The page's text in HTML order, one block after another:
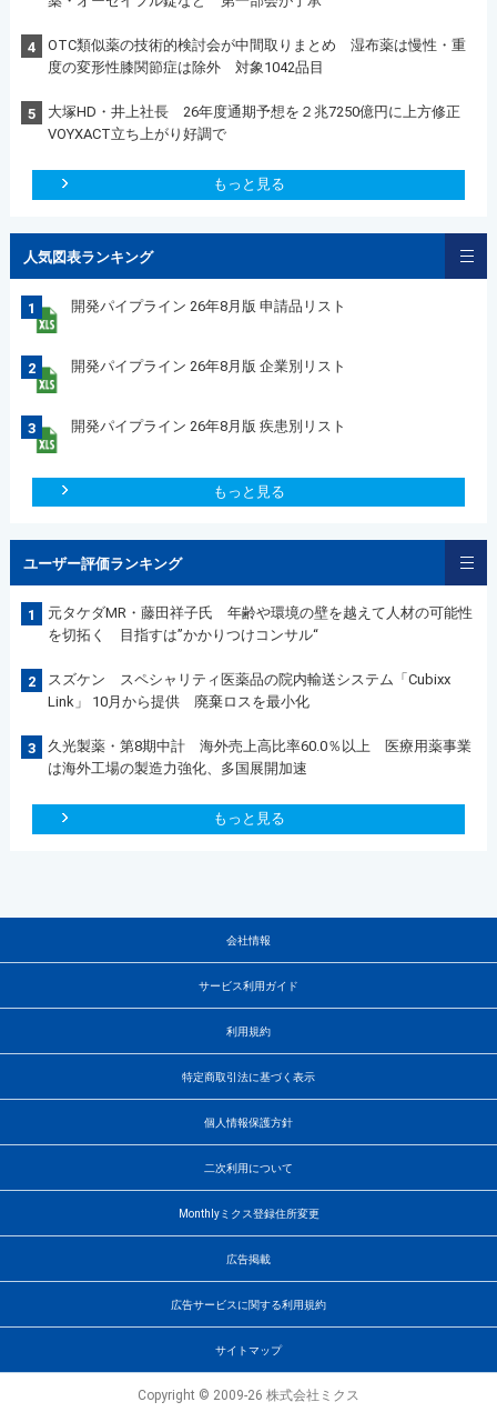
4
OTC類似薬の技術的検討会が中間取りまとめ 湿布薬は慢性・重
度の変形性膝関節症は除外 対象1042品目
5
大塚HD・井上社長 26年度通期予想を２兆7250億円に上方修正
VOYXACT立ち上がり好調で
もっと見る
人気図表ランキング
1 開発パイプライン 26年8月版 申請品リスト
2 開発パイプライン 26年8月版 企業別リスト
3 開発パイプライン 26年8月版 疾患別リスト
もっと見る
ユーザー評価ランキング
1
元タケダMR・藤田祥子氏 年齢や環境の壁を越えて人材の可能性
を切拓く 目指すは”かかりつけコンサル“
2
スズケン スペシャリティ医薬品の院内輸送システム「Cubixx
Link」 10月から提供 廃棄ロスを最小化
3
久光製薬・第8期中計 海外売上高比率60.0％以上 医療用薬事業
は海外工場の製造力強化、多国展開加速
もっと見る
会社情報
サービス利用ガイド
利用規約
特定商取引法に基づく表示
個人情報保護方針
二次利用について
Monthlyミクス登録住所変更
広告掲載
広告サービスに関する利用規約
サイトマップ
Copyright © 2009-26 株式会社ミクス